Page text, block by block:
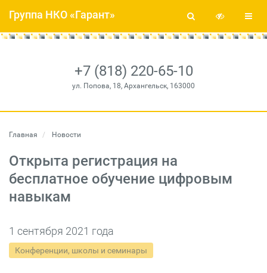
+7 (818) 220-65-10
ул. Попова, 18, Архангельск, 163000
Группа НКО «Гарант»
Главная Новости
Открыта регистрация на
бесплатное обучение цифровым
навыкам
1 сентября 2021 года
Конференции, школы и семинары